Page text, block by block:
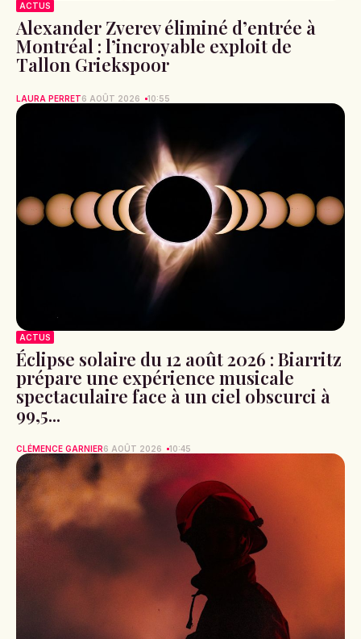
ACTUS
Alexander Zverev éliminé d’entrée à
Montréal : l’incroyable exploit de
Tallon Griekspoor
LAURA PERRET6 AOÛT 2026 10:55
ACTUS
Éclipse solaire du 12 août 2026 : Biarritz
prépare une expérience musicale
spectaculaire face à un ciel obscurci à
99,5...
CLÉMENCE GARNIER6 AOÛT 2026 10:45